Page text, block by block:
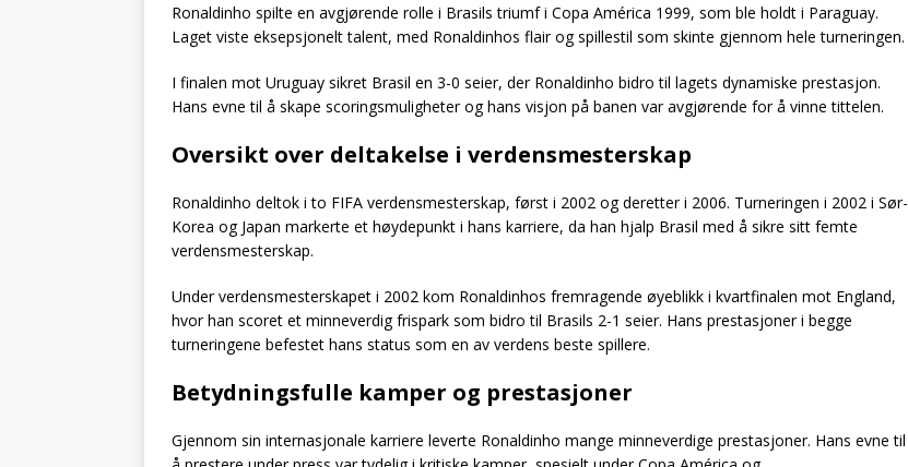
Ronaldinho spilte en avgjørende rolle i Brasils triumf i Copa América 1999, som ble holdt i Paraguay.
Laget viste eksepsjonelt talent, med Ronaldinhos flair og spillestil som skinte gjennom hele turneringen.
I finalen mot Uruguay sikret Brasil en 3-0 seier, der Ronaldinho bidro til lagets dynamiske prestasjon.
Hans evne til å skape scoringsmuligheter og hans visjon på banen var avgjørende for å vinne tittelen.
Oversikt over deltakelse i verdensmesterskap
Ronaldinho deltok i to FIFA verdensmesterskap, først i 2002 og deretter i 2006. Turneringen i 2002 i Sør-
Korea og Japan markerte et høydepunkt i hans karriere, da han hjalp Brasil med å sikre sitt femte
verdensmesterskap.
Under verdensmesterskapet i 2002 kom Ronaldinhos fremragende øyeblikk i kvartfinalen mot England,
hvor han scoret et minneverdig frispark som bidro til Brasils 2-1 seier. Hans prestasjoner i begge
turneringene befestet hans status som en av verdens beste spillere.
Betydningsfulle kamper og prestasjoner
Gjennom sin internasjonale karriere leverte Ronaldinho mange minneverdige prestasjoner. Hans evne til